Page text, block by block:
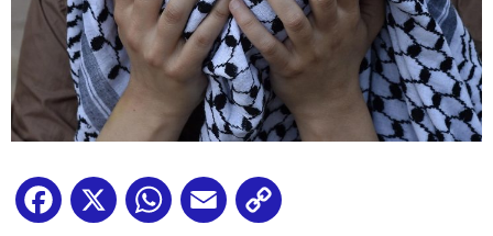
Facebook
X WhatsApp
Email